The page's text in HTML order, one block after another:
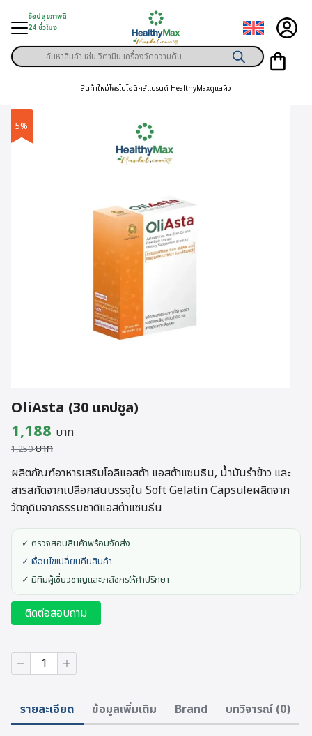
content
ช้อปสุขภาพดี
24 ชั่วโมง
มู่สินค้า
าพเฉพาะคุณ
Products
search
สินค้าใหม่โพรไบโอติกส์แบรนด์ HealthyMaxดูแลผิว
5%
OliAsta (30 แคปซูล)
1,250บาท
Original
price
was:
1,250 บาท.
1,188 บาท
is:
1,188 บาท.
ผลิตภัณฑ์อาหารเสริมโอลิแอสต้า แอสต้าแซนธิน, น้ำมันรำข้าว และ
สารสกัดจากเปลือกสนบรรจุใน Soft Gelatin Capsuleผลิตจาก
วัตถุดิบจากธรรมชาติแอสต้าแซนธีน
✓ ตรวจสอบสินค้าพร้อมจัดส่ง
✓ เงื่อนไขเปลี่ยนคืนสินค้า
✓ มีทีมผู้เชี่ยวชาญและเภสัชกรให้คำปรึกษา
ติดต่อสอบถาม
จำนวน
OliAsta
ชิ้นรายละเอียด ข้อมูลเพิ่มเติม Brand บทวิจารณ์ (0)